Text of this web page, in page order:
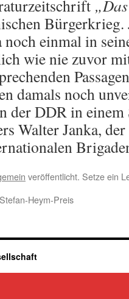
Bürgerkrieg.
noch einmal in
wie nie zuvor
damals noch
der DDR in einem
Walter Janka,
veröffentlicht. Setze ein
Heym-Preis